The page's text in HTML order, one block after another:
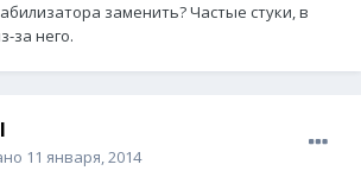
заменить? Частые стуки, в
за него.
11 января, 2014